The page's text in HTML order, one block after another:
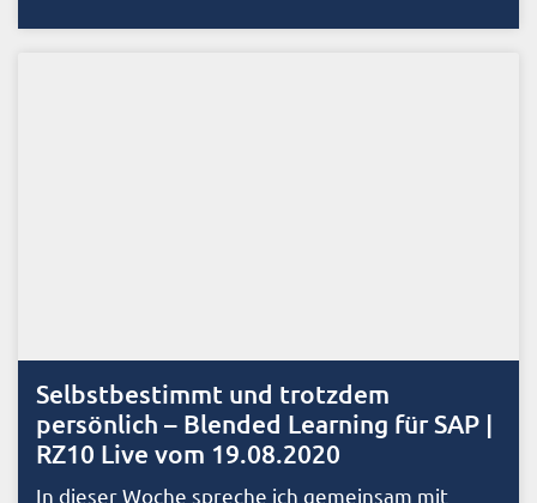
Selbstbestimmt und trotzdem
persönlich – Blended Learning für SAP |
RZ10 Live vom 19.08.2020
In dieser Woche spreche ich gemeinsam mit